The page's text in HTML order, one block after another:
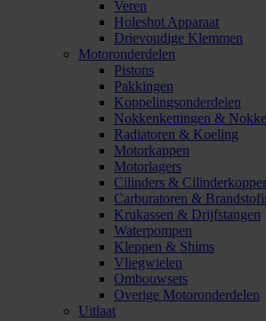
Veren
Holeshot Apparaat
Drievoudige Klemmen
Motoronderdelen
Pistons
Pakkingen
Koppelingsonderdelen
Nokkenkettingen &
Radiatoren & Koeling
Motorkappen
Motorlagers
Cilinders &
Carburatoren &
Krukassen & Drijfstangen
Waterpompen
Kleppen & Shims
Vliegwielen
Ombouwsets
Overige Motoronderdelen
Uitlaat